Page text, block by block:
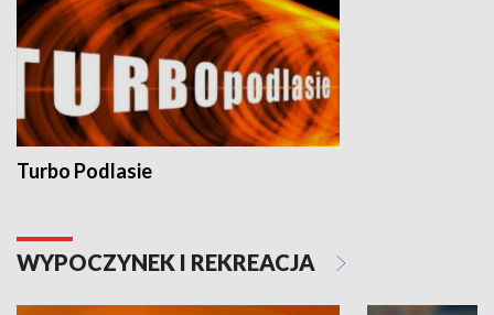
Turbo Podlasie
WYPOCZYNEK I REKREACJA